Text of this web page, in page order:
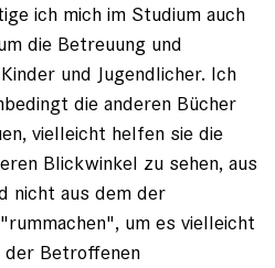
ich mich im Studium auch
die Betreuung und
und Jugendlicher. Ich
die anderen Bücher
vielleicht helfen sie die
Blickwinkel zu sehen, aus
nicht aus dem der
um es vielleicht
der Betroffenen